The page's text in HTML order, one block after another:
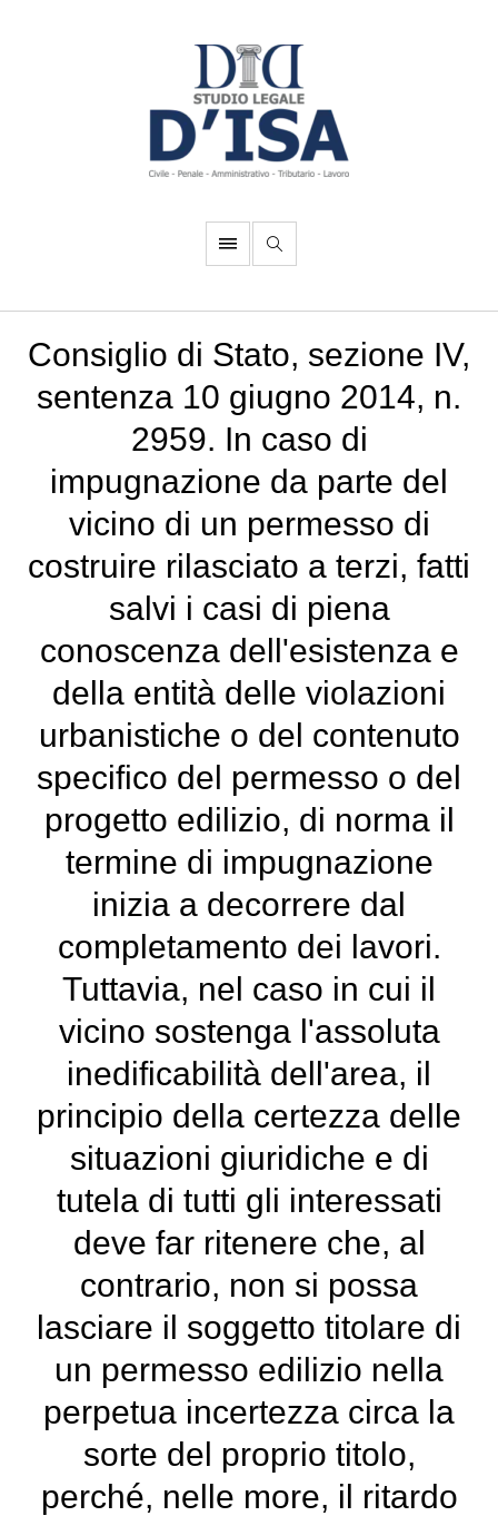
Consiglio di Stato, sezione IV,
sentenza 10 giugno 2014, n.
2959. In caso di
impugnazione da parte del
vicino di un permesso di
costruire rilasciato a terzi, fatti
salvi i casi di piena
conoscenza dell'esistenza e
della entità delle violazioni
urbanistiche o del contenuto
specifico del permesso o del
progetto edilizio, di norma il
termine di impugnazione
inizia a decorrere dal
completamento dei lavori.
Tuttavia, nel caso in cui il
vicino sostenga l'assoluta
inedificabilità dell'area, il
principio della certezza delle
situazioni giuridiche e di
tutela di tutti gli interessati
deve far ritenere che, al
contrario, non si possa
lasciare il soggetto titolare di
un permesso edilizio nella
perpetua incertezza circa la
sorte del proprio titolo,
perché, nelle more, il ritardo